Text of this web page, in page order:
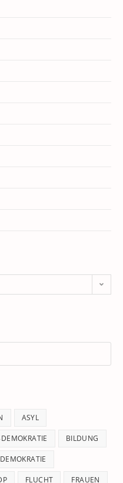
ASYL
BILDUNG
DEMOKRATIE
FLUCHT FRAUEN